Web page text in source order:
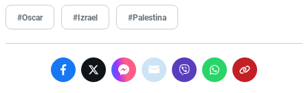
#Oscar #Izrael #Palestina